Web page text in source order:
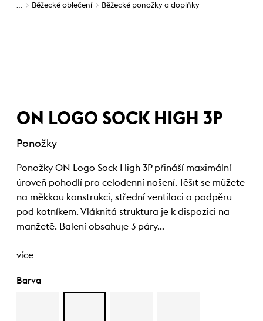
… Běžecké oblečení Běžecké ponožky a doplňky
ON LOGO SOCK HIGH 3P
Ponožky
Ponožky ON Logo Sock High 3P přináší maximální
úroveň pohodlí pro celodenní nošení. Těšit se můžete
na měkkou konstrukci, střední ventilaci a podpěru
pod kotníkem. Vláknitá struktura je k dispozici na
manžetě. Balení obsahuje 3 páry…
více
Barva